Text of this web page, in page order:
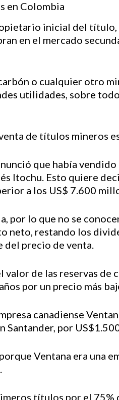
inicial del título,
en el mercado
o cualquier otro
utilidades, sobre
de títulos mineros
que había
Itochu. Esto quiere
a los US$ 7.600
por lo que no se
neto, restando los
del precio de venta.
valor de las reservas
por un precio más
canadiense
Santander, por
Ventana era una
títulos por el